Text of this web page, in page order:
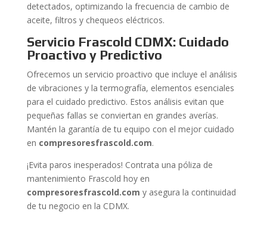
detectados, optimizando la frecuencia de cambio de
aceite, filtros y chequeos eléctricos.
Servicio Frascold CDMX: Cuidado
Proactivo y Predictivo
Ofrecemos un servicio proactivo que incluye el análisis
de vibraciones y la termografía, elementos esenciales
para el cuidado predictivo. Estos análisis evitan que
pequeñas fallas se conviertan en grandes averías.
Mantén la garantía de tu equipo con el mejor cuidado
en compresoresfrascold.com.
¡Evita paros inesperados! Contrata una póliza de
mantenimiento Frascold hoy en
compresoresfrascold.com y asegura la continuidad
de tu negocio en la CDMX.